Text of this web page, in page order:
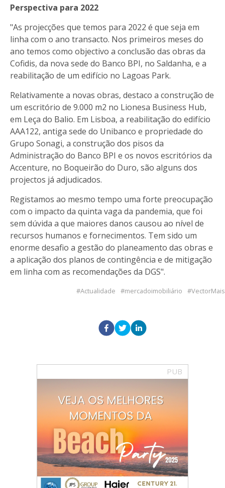
Perspectiva para 2022
"As projecções que temos para 2022 é que seja em
linha com o ano transacto. Nos primeiros meses do
ano temos como objectivo a conclusão das obras da
Cofidis, da nova sede do Banco BPI, no Saldanha, e a
reabilitação de um edifício no Lagoas Park.
Relativamente a novas obras, destaco a construção de
um escritório de 9.000 m2 no Lionesa Business Hub,
em Leça do Balio. Em Lisboa, a reabilitação do edifício
AAA122, antiga sede do Unibanco e propriedade do
Grupo Sonagi, a construção dos pisos da
Administração do Banco BPI e os novos escritórios da
Accenture, no Boqueirão do Duro, são alguns dos
projectos já adjudicados.
Registamos ao mesmo tempo uma forte preocupação
com o impacto da quinta vaga da pandemia, que foi
sem dúvida a que maiores danos causou ao nível de
recursos humanos e fornecimentos. Tem sido um
enorme desafio a gestão do planeamento das obras e
a aplicação dos planos de contingência e de mitigação
em linha com as recomendações da DGS".
Actualidade mercadoimobiliário VectorMais
PUB